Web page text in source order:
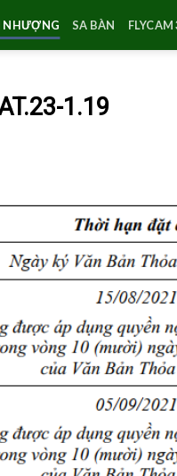
NHƯỢNG SA BÀN FLYCAM
1.19